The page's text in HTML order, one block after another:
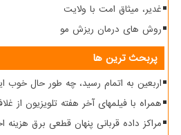
غدیر، میثاق امت با ولایت
روش های درمان ریزش مو
پربحث ترین ها
اربعین به اتمام رسید، چه طور حال خوب
همراه با فیلمهای آخر هفته تلویزیون از
مراکز داده قربانی پنهان قطعی برق هزینه